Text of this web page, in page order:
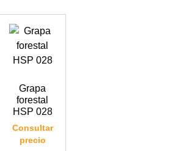
Grapa
forestal
HSP 028
Consultar
precio